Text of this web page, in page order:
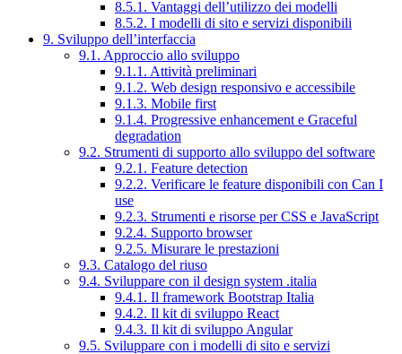
8.5.1. Vantaggi dell’utilizzo dei modelli
8.5.2. I modelli di sito e servizi disponibili
9. Sviluppo dell’interfaccia
9.1. Approccio allo sviluppo
9.1.1. Attività preliminari
9.1.2. Web design responsivo e accessibile
9.1.3. Mobile first
9.1.4. Progressive enhancement e Graceful
degradation
9.2. Strumenti di supporto allo sviluppo del software
9.2.1. Feature detection
9.2.2. Verificare le feature disponibili con Can I
use
9.2.3. Strumenti e risorse per CSS e JavaScript
9.2.4. Supporto browser
9.2.5. Misurare le prestazioni
9.3. Catalogo del riuso
9.4. Sviluppare con il design system .italia
9.4.1. Il framework Bootstrap Italia
9.4.2. Il kit di sviluppo React
9.4.3. Il kit di sviluppo Angular
9.5. Sviluppare con i modelli di sito e servizi